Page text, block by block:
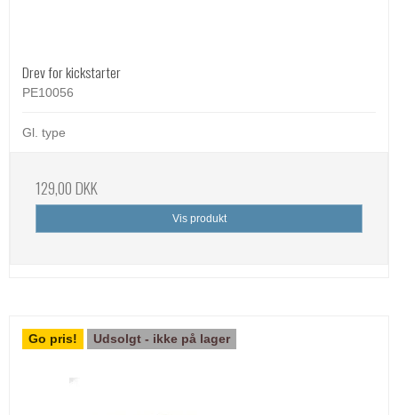
Drev for kickstarter
PE10056
Gl. type
129,00 DKK
Vis produkt
Go pris! Udsolgt - ikke på lager